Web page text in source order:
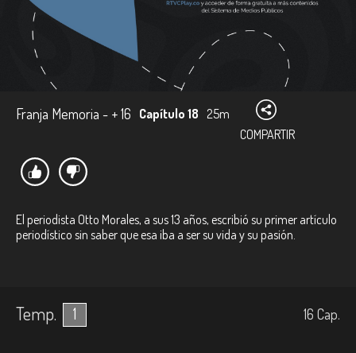
Franja Memoria - + 16 Capítulo 18 25m
COMPARTIR
El periodista Otto Morales, a sus 13 años, escribió su primer artículo
periodístico sin saber que esa iba a ser su vida y su pasión.
Temp. 1 16 Cap.